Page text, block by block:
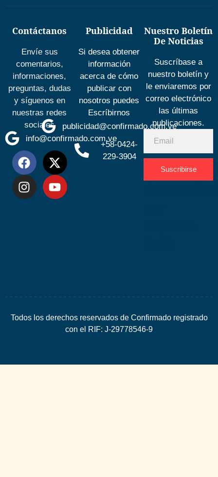
Contáctanos
Envíe sus
comentarios,
informaciones,
preguntas, dudas
y síguenos en
nuestras redes
sociales
info@confirmado.com.ve
Publicidad
Si desea obtener
información
acerca de cómo
publicar con
nosotros puedes
Escríbirnos
publicidad@confirmado.com.ve
+58-0424-
229-3904
Nuestro Boletín
De Noticias
Suscríbase a
nuestro boletín y
le enviaremos por
correo electrónico
las últimas
publicaciones.
Suscribirse
Todos los derechos reservados de Confirmado registrado
con el RIF: J-29778546-9